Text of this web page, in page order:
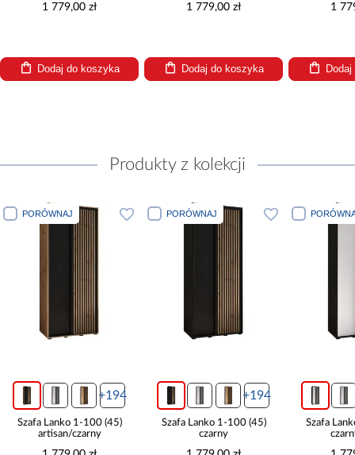
1 779,00 zł
Dodaj do koszyka
1 779,00 zł
Dodaj do koszyka
1
Produkty z kolekcji
PORÓWNAJ
+194
Szafa Lanko 1-100 (45)
artisan/czarny
PORÓWNAJ
+194
Szafa Lanko 1-100 (45)
czarny
Szafa